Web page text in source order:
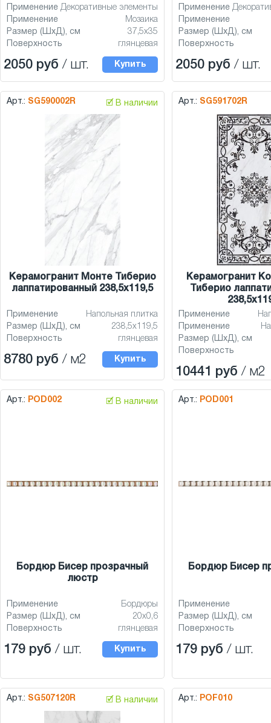
Применение Декоративные элементы
Применение
Мозаика
Размер (ШхД), см
37,5x35
Поверхность
глянцевая
2050 руб / шт. Купить
Применение
Применение
Размер (ШхД), см
Поверхность
2050 руб / шт.
Арт.: SG590002R 🗹 В наличии
Керамогранит Монте Тиберио
лаппатированный 238,5x119,5
Применение
Напольная плитка
Размер (ШхД), см
238,5x119,5
Поверхность
глянцевая
8780 руб / м2 Купить
Арт.: SG591702R
Керамогранит
Тиберио
Применение
Применение
Размер (ШхД), см
Поверхность
10441 руб / м2
Арт.: POD002 🗹 В наличии
Бордюр Бисер прозрачный
люстр
Применение
Бордюры
Размер (ШхД), см
20x0,6
Поверхность
глянцевая
179 руб / шт. Купить
Арт.: POD001
Бордюр Бисер
Применение
Размер (ШхД), см
Поверхность
179 руб / шт.
Арт.: SG507120R 🗹 В наличии Арт.: POF010